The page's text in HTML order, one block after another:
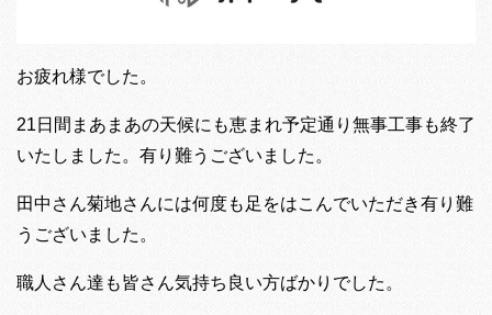
お疲れ様でした。
21日間まあまあの天候にも恵まれ予定通り無事工事も終了
いたしました。有り難うございました。
田中さん菊地さんには何度も足をはこんでいただき有り難
うございました。
職人さん達も皆さん気持ち良い方ばかりでした。